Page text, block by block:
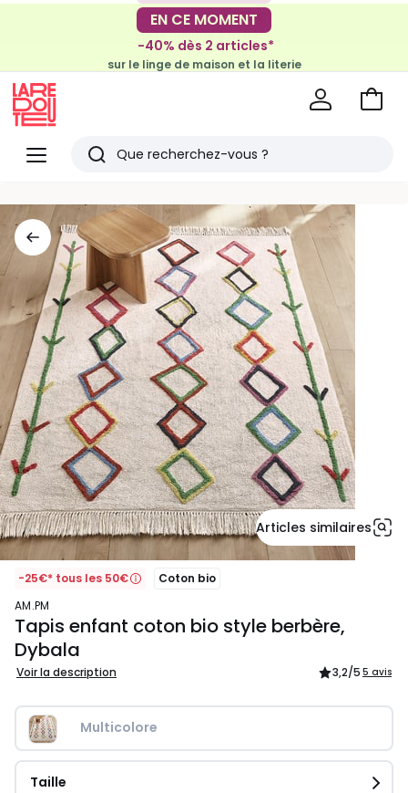
-30€ tous les 100€*
sur le meuble & la déco
EN CE MOMENT
-40% dès 2 articles*
sur le linge de maison et la literie
Menu
Redoute
Rechercher
articles
vus
Voir
Articles similaires
-25€* tous les 50€
Coton bio
AM.PM
Tapis enfant coton bio style berbère,
Dybala
Voir la description 3,2/5 5 avis
Multicolore
Taille